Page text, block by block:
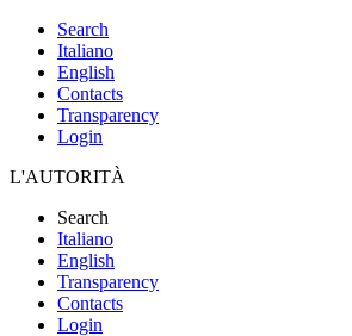
Search
Italiano
English
Contacts
Transparency
Login
L'AUTORITÀ
Search
Italiano
English
Transparency
Contacts
Login